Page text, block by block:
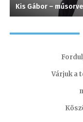
Kis Gábor –
Várjuk a